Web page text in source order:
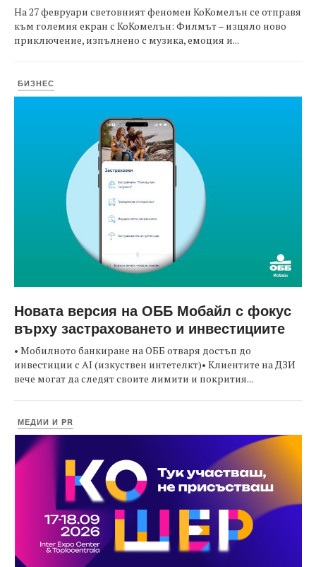
На 27 февруари световният феномен КоКомелън се отправя
към големия екран с КоКомелън: Филмът – изцяло ново
приключение, изпълнено с музика, емоция и...
БИЗНЕС
Новата версия на ОББ Мобайл с фокус
върху застраховането и инвестициите
• Мобилното банкиране на ОББ отваря достъп до
инвестиции с AI (изкуствен интетелкт)• Клиентите на ДЗИ
вече могат да следят своите лимити и покрития...
МЕДИИ И PR